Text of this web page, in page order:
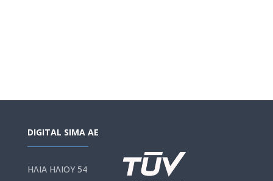
DIGITAL SIMA AE
ΗΛΙΑ ΗΛΙΟΥ 54